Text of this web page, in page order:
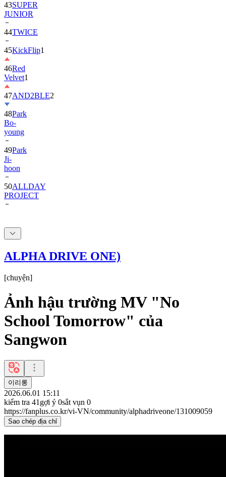
43SUPER
JUNIOR
44TWICE
45KickFlip1
46Red
Velvet1
47AND2BLE2
48Park
Bo-
young
49Park
Ji-
hoon
50ALLDAY
PROJECT
ALPHA DRIVE ONE)
[chuyện]
Ảnh hậu trường MV "No
School Tomorrow" của
Sangwon
이리롱
2026.06.01 15:11
kiểm tra 41 gợi ý 0sắt vụn 0
https://fanplus.co.kr/vi-VN/community/alphadriveone/131009059
Sao chép địa chỉ